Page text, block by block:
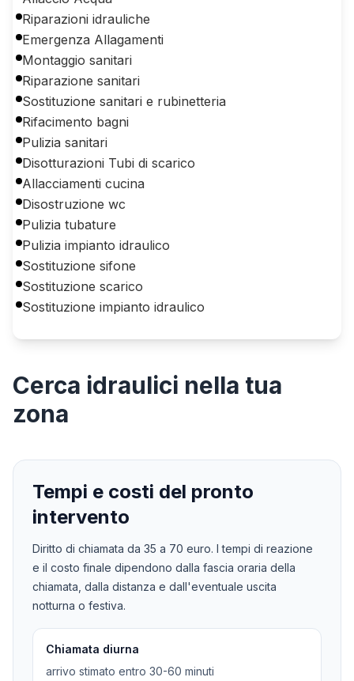
Riparazioni idrauliche
Emergenza Allagamenti
Montaggio sanitari
Riparazione sanitari
Sostituzione sanitari e rubinetteria
Rifacimento bagni
Pulizia sanitari
Disotturazioni Tubi di scarico
Allacciamenti cucina
Disostruzione wc
Pulizia tubature
Pulizia impianto idraulico
Sostituzione sifone
Sostituzione scarico
Sostituzione impianto idraulico
Cerca idraulici nella tua
zona
Tempi e costi del pronto
intervento
Diritto di chiamata da 35 a 70 euro. I tempi di reazione
e il costo finale dipendono dalla fascia oraria della
chiamata, dalla distanza e dall'eventuale uscita
notturna o festiva.
Chiamata diurna
arrivo stimato entro 30-60 minuti